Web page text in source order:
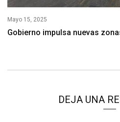
Mayo 15, 2025
Gobierno impulsa nuevas
DEJA UNA